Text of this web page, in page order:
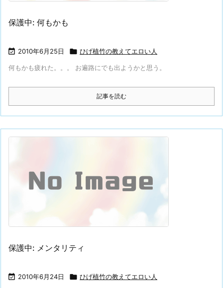
保護中: 何もかも
 2010年6月25日  ひげ植竹の教えてエロい人
何もかも疲れた。。。 お遍路にでも出ようかと思う。
記事を読む
保護中: メンタリティ
 2010年6月24日  ひげ植竹の教えてエロい人